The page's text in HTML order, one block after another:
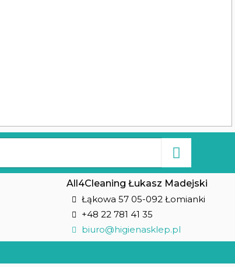
All4Cleaning Łukasz Madejski
Łąkowa 57 05-092 Łomianki
+48 22 781 41 35
biuro@higienasklep.pl